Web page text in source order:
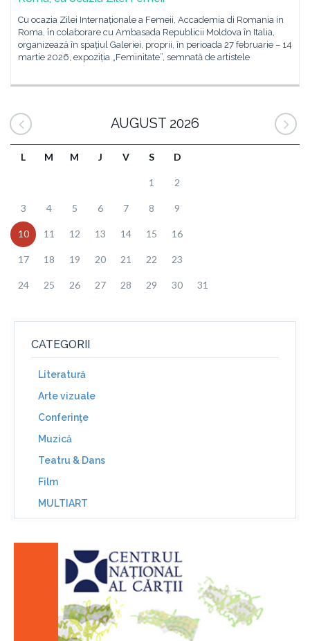
Cu ocazia Zilei Internaționale a Femeii, Accademia di Romania in
Roma, în colaborare cu Ambasada Republicii Moldova în Italia,
organizează în spațiul Galeriei, proprii, în perioada 27 februarie – 14
martie 2026, expoziția „Feminitate”, semnată de artistele
AUGUST 2026
L M M J V S D
1 2
3 4 5 6 7 8 9
10 11 12 13 14 15 16
17 18 19 20 21 22 23
24 25 26 27 28 29 30 31
CATEGORII
Literatură
Arte vizuale
Conferinţe
Muzică
Teatru & Dans
Film
MULTIART